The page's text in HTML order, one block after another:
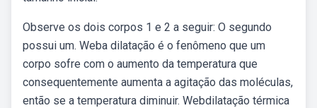
Observe os dois corpos 1 e 2 a seguir: O segundo
possui um. Weba dilatação é o fenômeno que um
corpo sofre com o aumento da temperatura que
consequentemente aumenta a agitação das moléculas,
então se a temperatura diminuir. Webdilatação térmica